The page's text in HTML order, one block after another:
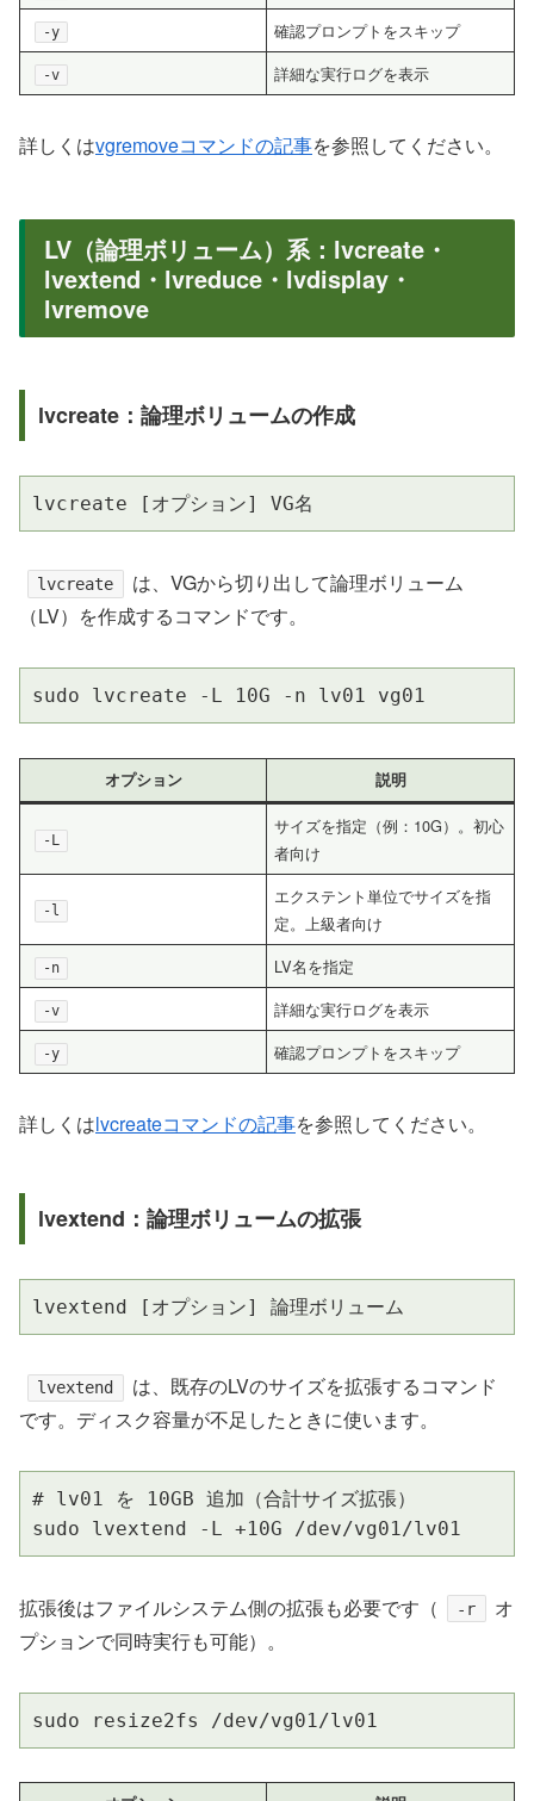
-y 確認プロンプトをスキップ
-v 詳細な実行ログを表示
詳しくはvgremoveコマンドの記事を参照してください。
LV（論理ボリューム）系：lvcreate・
lvextend・lvreduce・lvdisplay・
lvremove
lvcreate：論理ボリュームの作成
lvcreate [オプション] VG名
lvcreate
は、VGから切り出して論理ボリューム
（LV）を作成するコマンドです。
sudo lvcreate -L 10G -n lv01 vg01
オプション 説明
-L
サイズを指定（例：10G）。初心
者向け
-l
エクステント単位でサイズを指
定。上級者向け
-n LV名を指定
-v 詳細な実行ログを表示
-y 確認プロンプトをスキップ
詳しくはlvcreateコマンドの記事を参照してください。
lvextend：論理ボリュームの拡張
lvextend [オプション] 論理ボリューム
lvextend
は、既存のLVのサイズを拡張するコマンド
です。ディスク容量が不足したときに使います。
# lv01 を 10GB 追加（合計サイズ拡張）
sudo lvextend -L +10G /dev/vg01/lv01
拡張後はファイルシステム側の拡張も必要です（ -r
オ
プションで同時実行も可能）。
sudo resize2fs /dev/vg01/lv01